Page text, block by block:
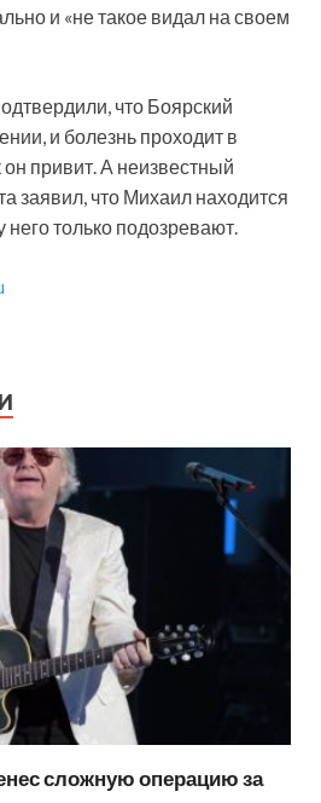
и «не такое видал на своем
что Боярский
и болезнь проходит в
он привит. А неизвестный
заявил, что Михаил находится
него только подозревают.
сложную операцию за